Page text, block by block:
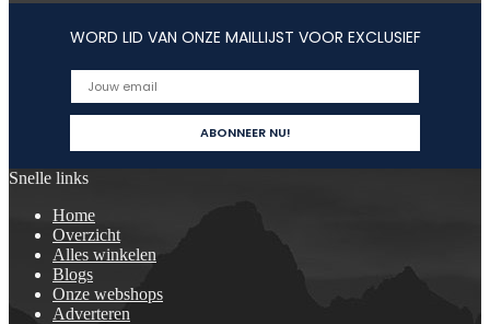
WORD LID VAN ONZE MAILLIJST VOOR EXCLUSIEF
Snelle links
Home
Overzicht
Alles winkelen
Blogs
Onze webshops
Adverteren